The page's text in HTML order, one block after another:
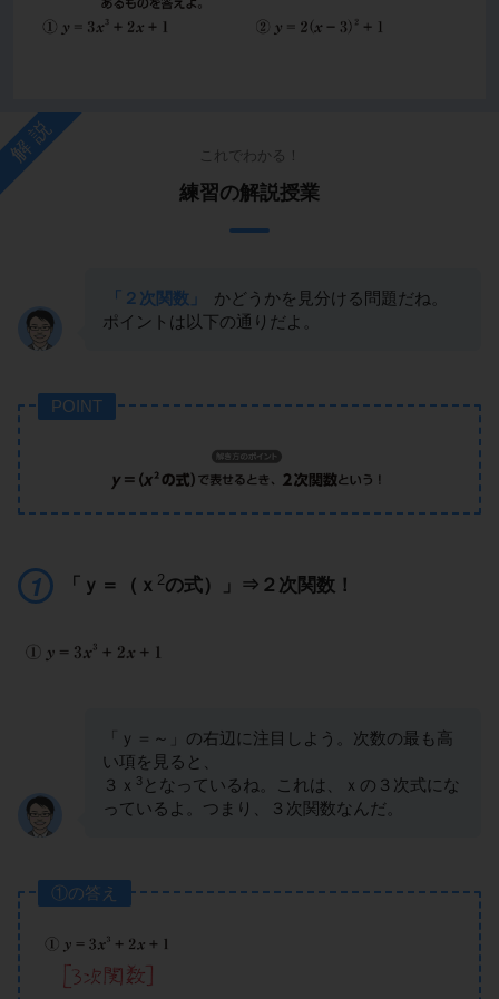
解説 これでわかる！
練習の解説授業
「２次関数」
かどうかを見分ける問題だね。
ポイントは以下の通りだよ。
POINT
「ｙ＝（ｘ 2の式）」⇒２次関数！
「ｙ＝～」の右辺に注目しよう。次数の最も高
い項を見ると、
３ｘ 3 となっているね。これは、ｘの３次式にな
っているよ。つまり、３次関数なんだ。
①の答え